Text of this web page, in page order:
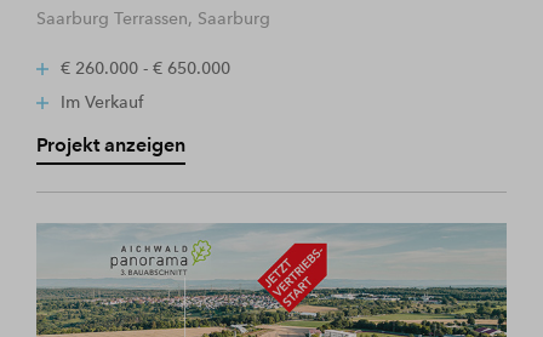
Saarburg Terrassen, Saarburg
€ 260.000 - € 650.000
Im Verkauf
Projekt anzeigen